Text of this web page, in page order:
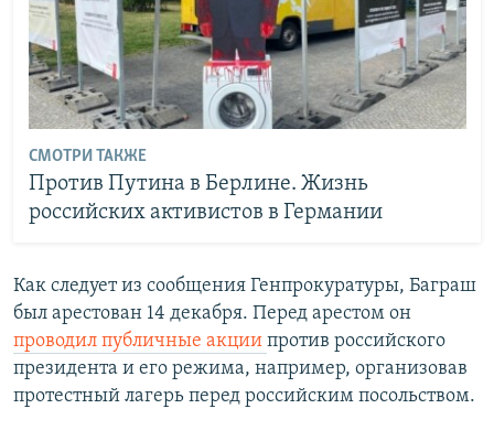
СМОТРИ ТАКЖЕ
Против Путина в Берлине. Жизнь
российских активистов в Германии
Как следует из сообщения Генпрокуратуры, Баграш
был арестован 14 декабря. Перед арестом он
проводил публичные акции против российского
президента и его режима, например, организовав
протестный лагерь перед российским посольством.